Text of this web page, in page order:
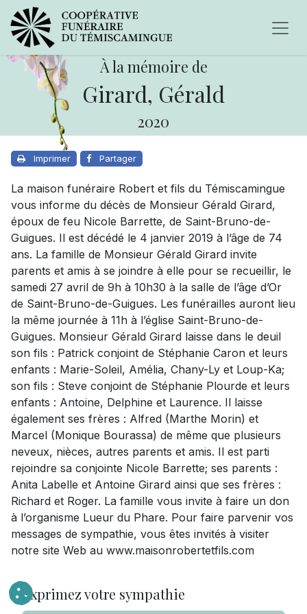
À la mémoire de
Girard, Gérald
2020
Imprimer Partager
La maison funéraire Robert et fils du Témiscamingue
vous informe du décès de Monsieur Gérald Girard,
époux de feu Nicole Barrette, de Saint-Bruno-de-
Guigues. Il est décédé le 4 janvier 2019 à l’âge de 74
ans. La famille de Monsieur Gérald Girard invite
parents et amis à se joindre à elle pour se recueillir, le
samedi 27 avril de 9h à 10h30 à la salle de l’âge d’Or
de Saint-Bruno-de-Guigues. Les funérailles auront lieu
la même journée à 11h à l’église Saint-Bruno-de-
Guigues. Monsieur Gérald Girard laisse dans le deuil
son fils : Patrick conjoint de Stéphanie Caron et leurs
enfants : Marie-Soleil, Amélia, Chany-Ly et Loup-Ka;
son fils : Steve conjoint de Stéphanie Plourde et leurs
enfants : Antoine, Delphine et Laurence. Il laisse
également ses frères : Alfred (Marthe Morin) et
Marcel (Monique Bourassa) de même que plusieurs
neveux, nièces, autres parents et amis. Il est parti
rejoindre sa conjointe Nicole Barrette; ses parents :
Anita Labelle et Antoine Girard ainsi que ses frères :
Richard et Roger. La famille vous invite à faire un don
à l’organisme Lueur du Phare. Pour faire parvenir vos
messages de sympathie, vous êtes invités à visiter
notre site Web au www.maisonrobertetfils.com
Exprimez votre sympathie